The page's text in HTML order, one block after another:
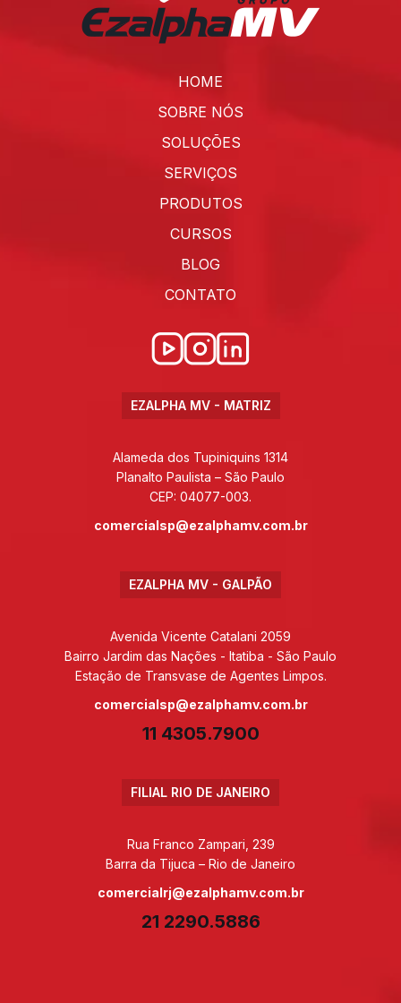
HOME
SOBRE NÓS
SOLUÇÕES
SERVIÇOS
PRODUTOS
CURSOS
BLOG
CONTATO
EZALPHA MV - MATRIZ
Alameda dos Tupiniquins 1314
Planalto Paulista – São Paulo
CEP: 04077-003.
comercialsp@ezalphamv.com.br
EZALPHA MV - GALPÃO
Avenida Vicente Catalani 2059
Bairro Jardim das Nações - Itatiba - São Paulo
Estação de Transvase de Agentes Limpos.
comercialsp@ezalphamv.com.br
11 4305.7900
FILIAL RIO DE JANEIRO
Rua Franco Zampari, 239
Barra da Tijuca – Rio de Janeiro
comercialrj@ezalphamv.com.br
21 2290.5886